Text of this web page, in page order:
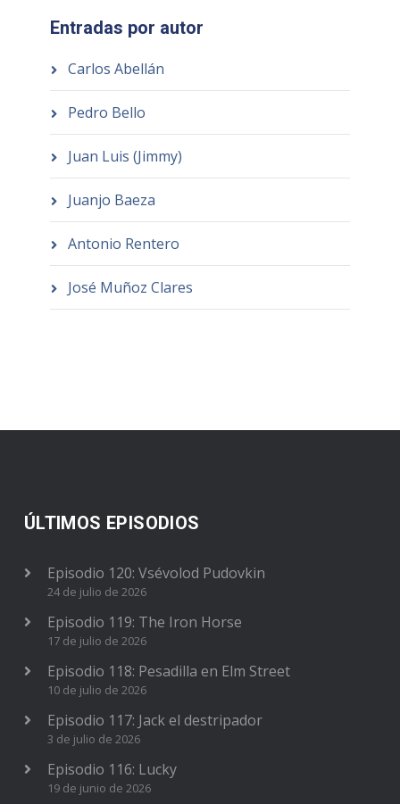
Entradas por autor
Carlos Abellán
Pedro Bello
Juan Luis (Jimmy)
Juanjo Baeza
Antonio Rentero
José Muñoz Clares
ÚLTIMOS EPISODIOS
Episodio 120: Vsévolod Pudovkin
24 de julio de 2026
Episodio 119: The Iron Horse
17 de julio de 2026
Episodio 118: Pesadilla en Elm Street
10 de julio de 2026
Episodio 117: Jack el destripador
3 de julio de 2026
Episodio 116: Lucky
19 de junio de 2026